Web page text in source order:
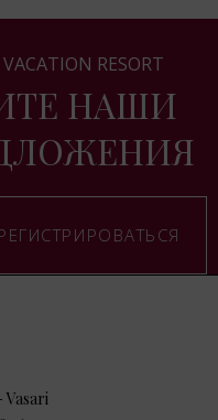
RESORT
НАШИ